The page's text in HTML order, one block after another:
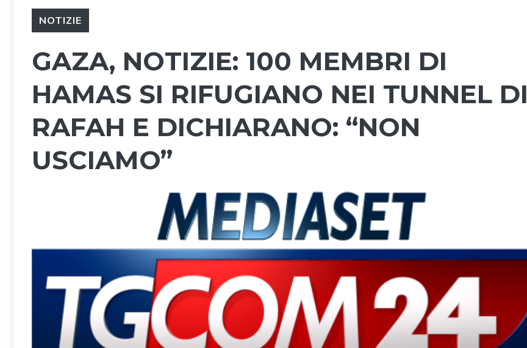
NOTIZIE
GAZA, NOTIZIE: 100 MEMBRI DI
HAMAS SI RIFUGIANO NEI TUNNEL DI
RAFAH E DICHIARANO: “NON
USCIAMO”